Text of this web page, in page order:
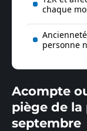
chaque
personne
Acompte
piège de la
septembre